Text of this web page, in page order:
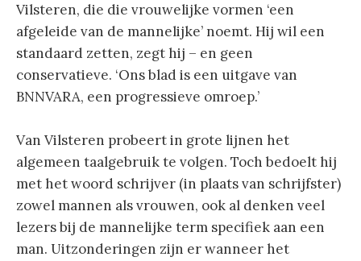
Vilsteren, die die vrouwelijke vormen ‘een
afgeleide van de mannelijke’ noemt. Hij wil een
standaard zetten, zegt hij – en geen
conservatieve. ‘Ons blad is een uitgave van
BNNVARA, een progressieve omroep.’
Van Vilsteren probeert in grote lijnen het
algemeen taalgebruik te volgen. Toch bedoelt hij
met het woord schrijver (in plaats van schrijfster)
zowel mannen als vrouwen, ook al denken veel
lezers bij de mannelijke term specifiek aan een
man. Uitzonderingen zijn er wanneer het